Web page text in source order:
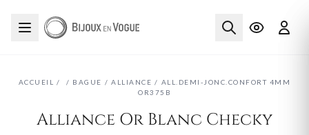
ACCUEIL / / BAGUE / ALLIANCE / ALL.DEMI-JONC.CONFORT 4MM
OR375B
Alliance Or Blanc Checky